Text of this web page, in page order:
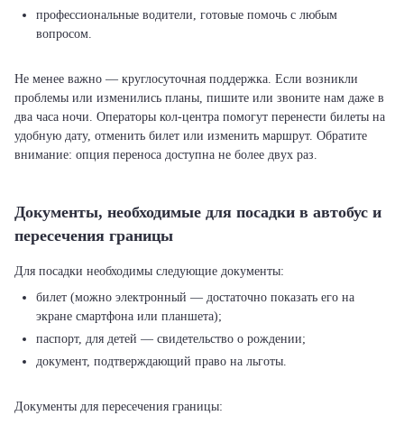
профессиональные водители, готовые помочь с любым
вопросом.
Не менее важно — круглосуточная поддержка. Если возникли
проблемы или изменились планы, пишите или звоните нам даже в
два часа ночи. Операторы кол-центра помогут перенести билеты на
удобную дату, отменить билет или изменить маршрут. Обратите
внимание: опция переноса доступна не более двух раз.
Документы, необходимые для посадки в автобус и
пересечения границы
билет (можно электронный — достаточно показать его на
экране смартфона или планшета);
паспорт, для детей — свидетельство о рождении;
документ, подтверждающий право на льготы.